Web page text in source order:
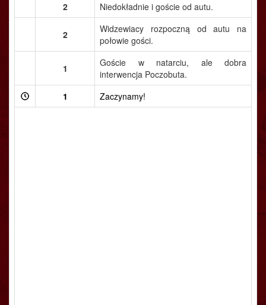
2
Niedokładnie i goście od autu.
2
Widzewiacy rozpoczną od autu na
połowie gości.
1
Goście w natarciu, ale dobra
interwencja Poczobuta.
1
Zaczynamy!